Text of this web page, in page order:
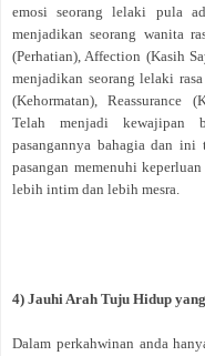
emosi seorang lelaki pula
menjadikan seorang wanita
(Perhatian), Affection (Kasih
menjadikan seorang lelaki
(Kehormatan), Reassurance
Telah menjadi kewajipan
pasangannya bahagia dan ini
pasangan memenuhi
lebih intim dan lebih mesra.
4) Jauhi Arah Tuju Hidup
Dalam perkahwinan anda